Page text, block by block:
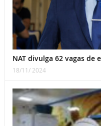
NAT divulga 62 vagas de
18/11/ 2024